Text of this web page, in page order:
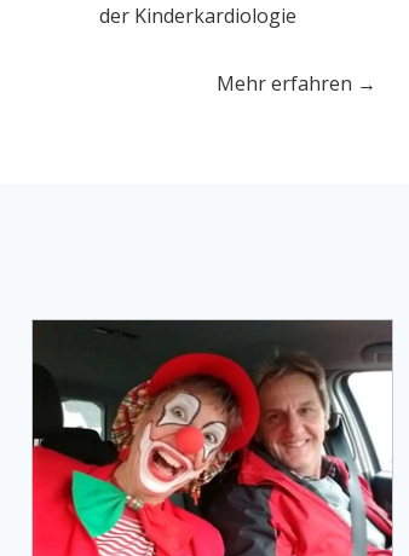
der Kinderkardiologie
Mehr erfahren →